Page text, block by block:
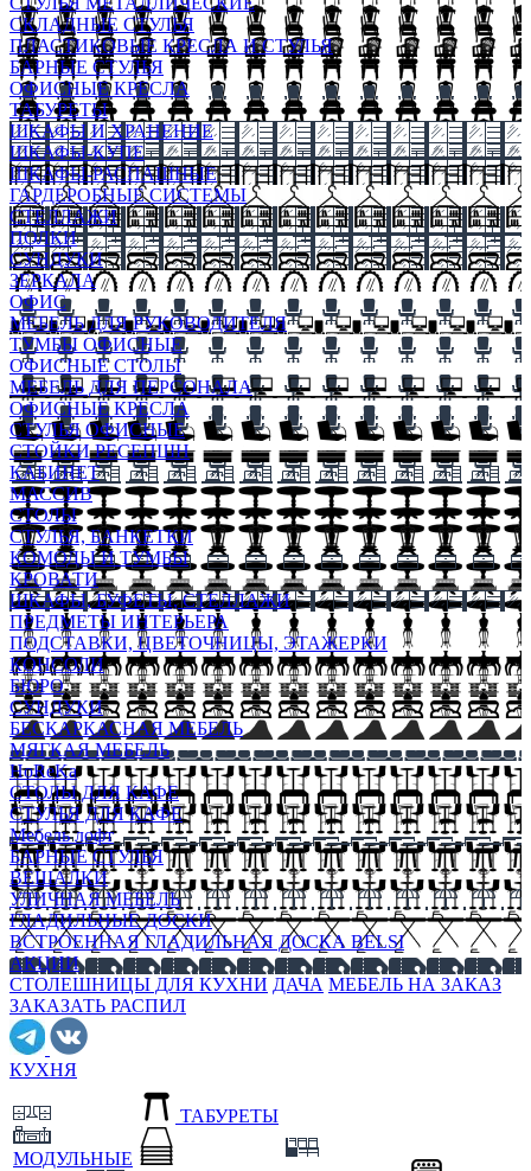
СКЛАДНЫЕ СТУЛЬЯ
ПЛАСТИКОВЫЕ КРЕСЛА И СТУЛЬЯ
БАРНЫЕ СТУЛЬЯ
ОФИСНЫЕ КРЕСЛА
ТАБУРЕТЫ
ШКАФЫ И ХРАНЕНИЕ
ШКАФЫ-КУПЕ
ШКАФЫ-РАСПАШНЫЕ
ГАРДЕРОБНЫЕ СИСТЕМЫ
СТЕЛЛАЖИ
ПОЛКИ
СУНДУКИ
ЗЕРКАЛА
ОФИС
МЕБЕЛЬ ДЛЯ РУКОВОДИТЕЛЯ
ТУМБЫ ОФИСНЫЕ
ОФИСНЫЕ СТОЛЫ
МЕБЕЛЬ ДЛЯ ПЕРСОНАЛА
ОФИСНЫЕ КРЕСЛА
СТУЛЬЯ ОФИСНЫЕ
СТОЙКИ РЕСЕПШН
КАБИНЕТ
МАССИВ
СТОЛЫ
СТУЛЬЯ, БАНКЕТКИ
КОМОДЫ И ТУМБЫ
КРОВАТИ
ШКАФЫ, БУФЕТЫ, СТЕЛЛАЖИ
ПРЕДМЕТЫ ИНТЕРЬЕРА
ПОДСТАВКИ, ЦВЕТОЧНИЦЫ, ЭТАЖЕРКИ
КОНСОЛИ
БЮРО
СУНДУКИ
БЕСКАРКАСНАЯ МЕБЕЛЬ
МЯГКАЯ МЕБЕЛЬ
HoReKa
СТОЛЫ ДЛЯ КАФЕ
СТУЛЬЯ ДЛЯ КАФЕ
Мебель лофт
БАРНЫЕ СТУЛЬЯ
ВЕШАЛКИ
УЛИЧНАЯ МЕБЕЛЬ
ГЛАДИЛЬНЫЕ ДОСКИ
ВСТРОЕННАЯ ГЛАДИЛЬНАЯ ДОСКА BELSI
АКЦИИ
СТОЛЕШНИЦЫ ДЛЯ КУХНИ ДАЧА МЕБЕЛЬ НА ЗАКАЗ
ЗАКАЗАТЬ РАСПИЛ
КУХНЯ
МОДУЛЬНЫЕ
ТАБУРЕТЫ